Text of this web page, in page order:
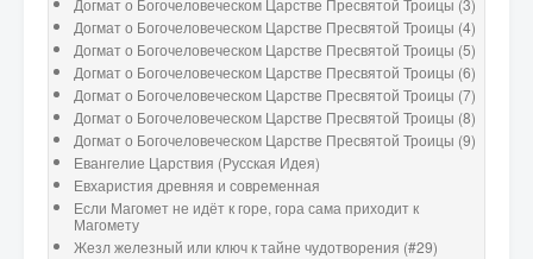
Догмат о Богочеловеческом Царстве Пресвятой Троицы (4)
Догмат о Богочеловеческом Царстве Пресвятой Троицы (5)
Догмат о Богочеловеческом Царстве Пресвятой Троицы (6)
Догмат о Богочеловеческом Царстве Пресвятой Троицы (7)
Догмат о Богочеловеческом Царстве Пресвятой Троицы (8)
Догмат о Богочеловеческом Царстве Пресвятой Троицы (9)
Евангелие Царствия (Русская Идея)
Евхаристия древняя и современная
Если Магомет не идёт к горе, гора сама приходит к
Магомету
Жезл железный или ключ к тайне чудотворения (#29)